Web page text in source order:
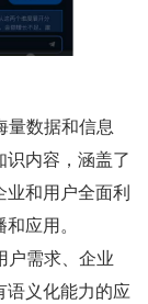
量数据和信息
内容，涵盖了
和用户全面利
应用。
户需求、企业
语义化能力的应